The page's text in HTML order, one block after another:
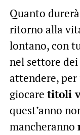
Quanto
ritorno alla
lontano, con
nel settore
attendere,
giocare titoli
quest’anno
mancheranno